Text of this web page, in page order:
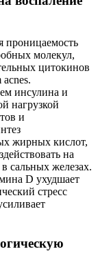
проницаемость
молекул,
цитокинов
инсулина и
нагрузкой
и
жирных кислот,
на
сальных железах.
D ухудшает
стресс